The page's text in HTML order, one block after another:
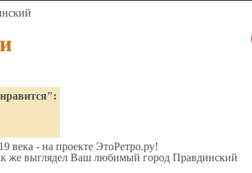
века - на проекте ЭтоРетро.ру!
же выглядел Ваш любимый город Правдинский